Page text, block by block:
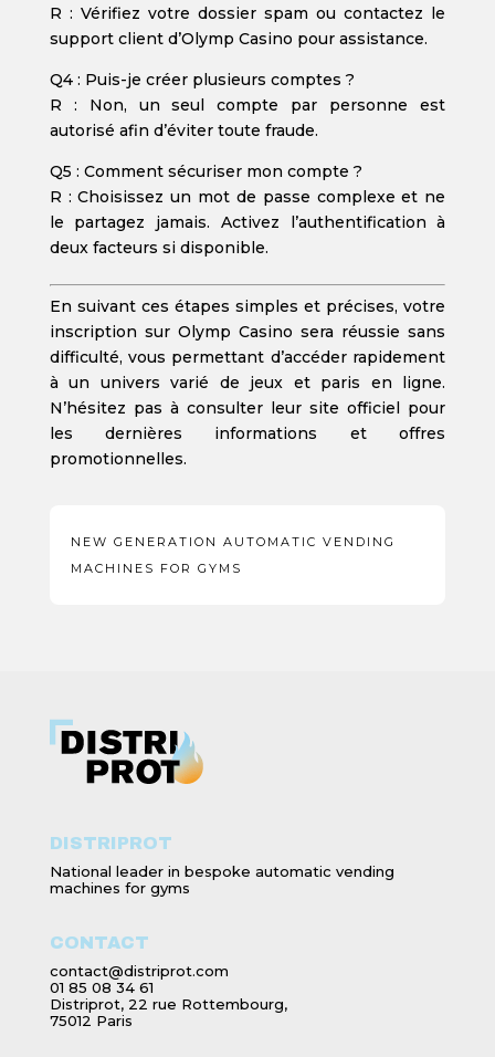
R : Vérifiez votre dossier spam ou contactez le
support client d’Olymp Casino pour assistance.
Q4 : Puis-je créer plusieurs comptes ?
R : Non, un seul compte par personne est
autorisé afin d’éviter toute fraude.
Q5 : Comment sécuriser mon compte ?
R : Choisissez un mot de passe complexe et ne
le partagez jamais. Activez l’authentification à
deux facteurs si disponible.
En suivant ces étapes simples et précises, votre
inscription sur Olymp Casino sera réussie sans
difficulté, vous permettant d’accéder rapidement
à un univers varié de jeux et paris en ligne.
N’hésitez pas à consulter leur site officiel pour
les dernières informations et offres
promotionnelles.
NEW GENERATION AUTOMATIC VENDING
MACHINES FOR GYMS
DISTRIPROT
National leader in bespoke automatic vending
machines for gyms
CONTACT
contact@distriprot.com
01 85 08 34 61
Distriprot, 22 rue Rottembourg,
75012 Paris